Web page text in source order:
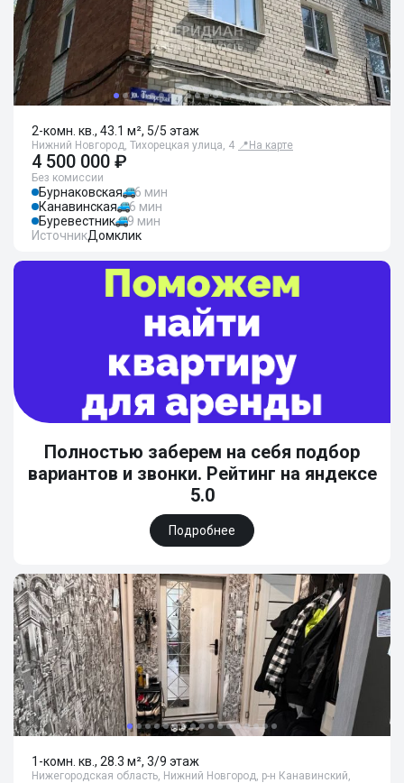
2-комн. кв., 43.1 м², 5/5 этаж
Нижний Новгород, Тихорецкая улица, 4 📍 На карте
4 500 000 ₽
Без комиссии
Бурнаковская
6 мин
Канавинская
6 мин
Буревестник
9 мин
ИсточникДомклик
Полностью заберем на себя подбор
вариантов и звонки. Рейтинг на яндексе
5.0
Подробнее
1-комн. кв., 28.3 м², 3/9 этаж
Нижегородская область, Нижний Новгород, р-н Канавинский,